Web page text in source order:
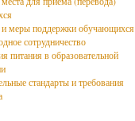
и меры поддержки обучающихся
сотрудничество
питания в образовательной
стандарты и требования